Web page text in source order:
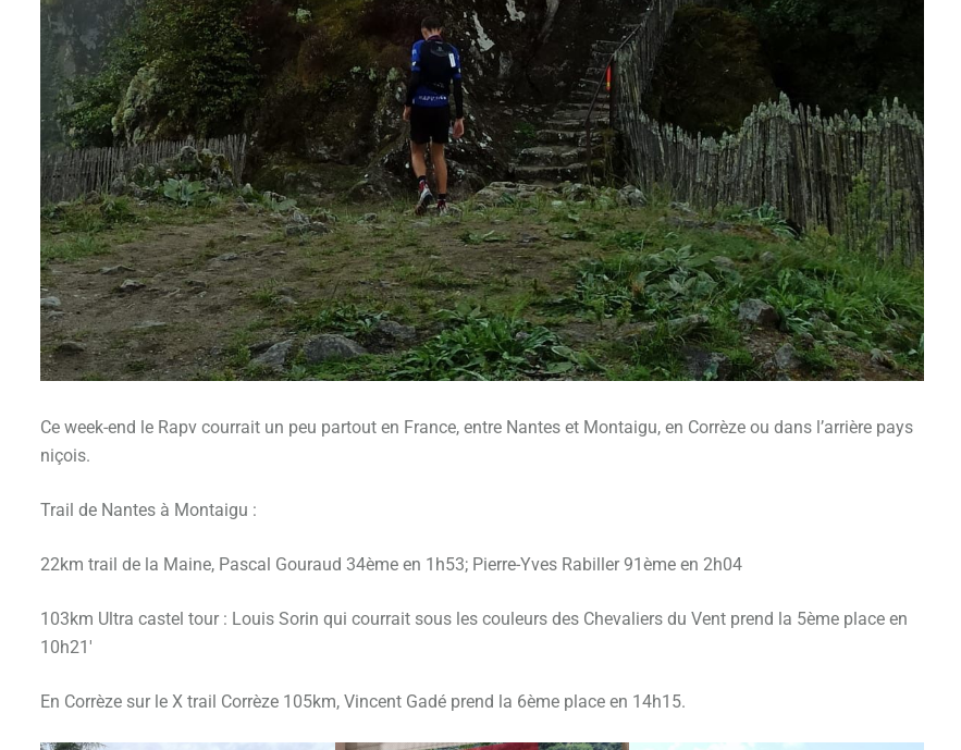
Ce week-end le Rapv courrait un peu partout en France, entre Nantes et Montaigu, en Corrèze ou dans l’arrière pays
niçois.
Trail de Nantes à Montaigu :
22km trail de la Maine, Pascal Gouraud 34ème en 1h53; Pierre-Yves Rabiller 91ème en 2h04
103km Ultra castel tour : Louis Sorin qui courrait sous les couleurs des Chevaliers du Vent prend la 5ème place en
10h21′
En Corrèze sur le X trail Corrèze 105km, Vincent Gadé prend la 6ème place en 14h15.